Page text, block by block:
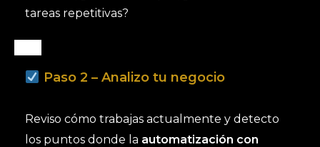
tareas repetitivas?
Paso 2 – Analizo tu negocio
Reviso cómo trabajas actualmente y detecto
los puntos donde la automatización con